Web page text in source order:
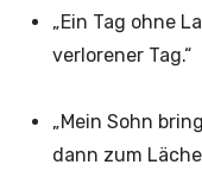
„Ein Tag ohne
verlorener Tag.“
„Mein Sohn
dann zum